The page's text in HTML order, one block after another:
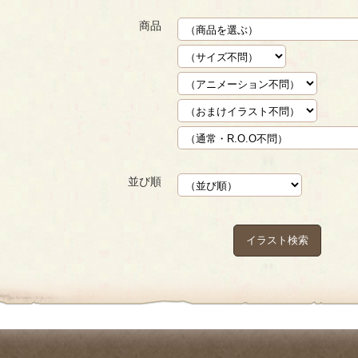
商品
並び順
イラスト検索